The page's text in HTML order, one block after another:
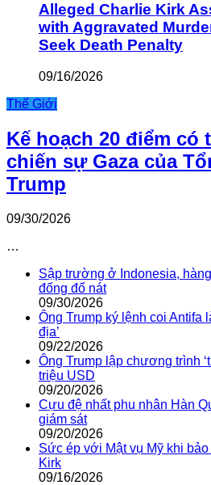
Alleged Charlie Kirk
with Aggravated
Seek Death Penalty
09/16/2026
Thế Giới
Kế hoạch 20 điểm có
chiến sự Gaza của
Trump
09/30/2026
…
Sập trường ở Indonesia,
đống đổ nát
09/30/2026
Ông Trump ký lệnh coi Antifa
địa’
09/22/2026
Ông Trump lập chương trình
triệu USD
09/20/2026
Cựu đệ nhất phu nhân Hàn
giám sát
09/20/2026
Sức ép với Mật vụ Mỹ khi
Kirk
09/16/2026